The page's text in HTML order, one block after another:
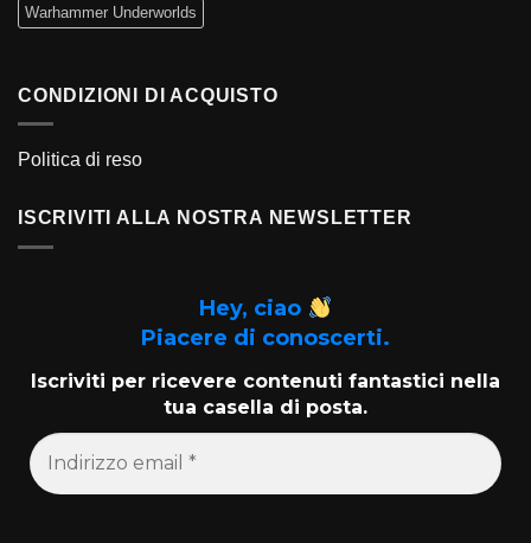
Warhammer Underworlds
CONDIZIONI DI ACQUISTO
Politica di reso
ISCRIVITI ALLA NOSTRA NEWSLETTER
Hey, ciao
Piacere di conoscerti.
Iscriviti per ricevere contenuti fantastici nella
tua casella di posta.